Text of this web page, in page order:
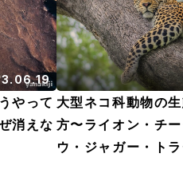
やって
消えな
大型ネコ科動物の
方〜ライオン・チ
ウ・ジャガー・ト